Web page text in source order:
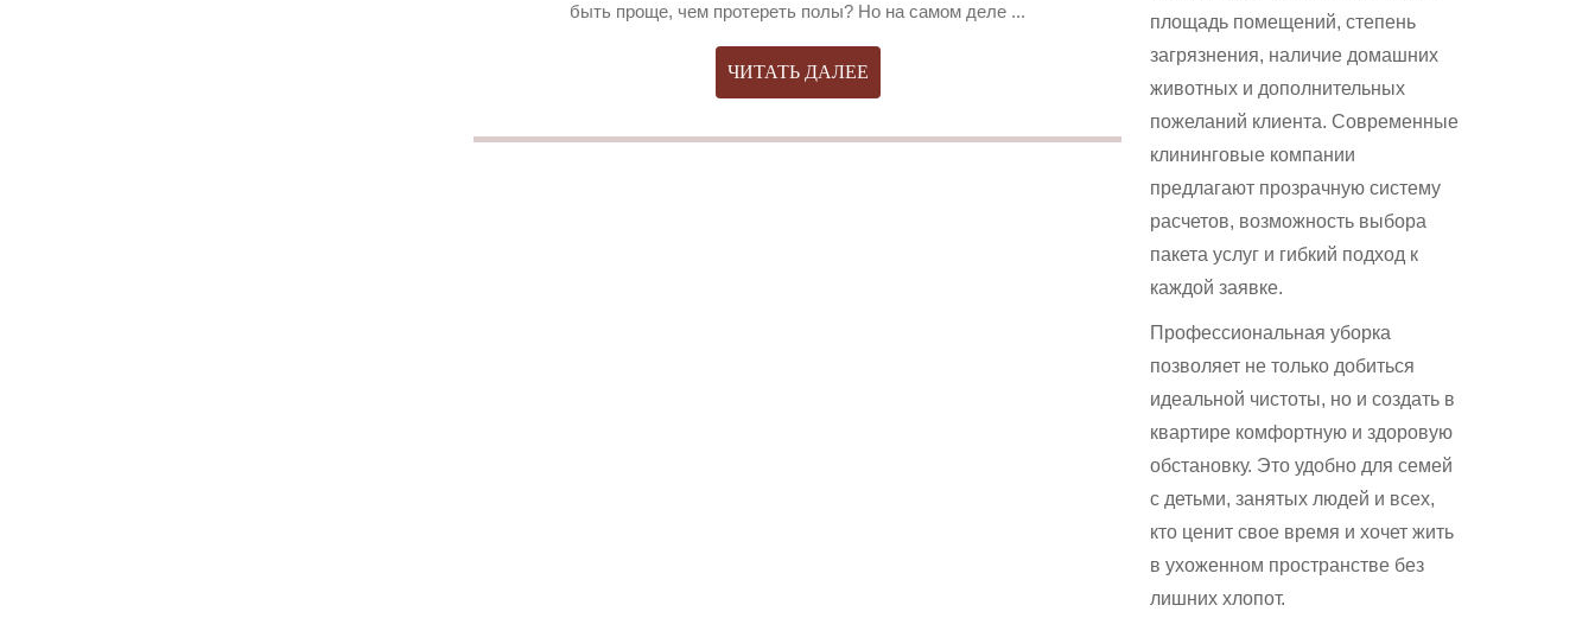
быть проще, чем протереть полы? Но на самом деле ...
ЧИТАТЬ ДАЛЕЕЧИТАТЬ
ДАЛЕЕ
площадь помещений, степень
загрязнения, наличие домашних
животных и дополнительных
пожеланий клиента. Современные
клининговые компании
предлагают прозрачную систему
расчетов, возможность выбора
пакета услуг и гибкий подход к
каждой заявке.
Профессиональная уборка
позволяет не только добиться
идеальной чистоты, но и создать в
квартире комфортную и здоровую
обстановку. Это удобно для семей
с детьми, занятых людей и всех,
кто ценит свое время и хочет жить
в ухоженном пространстве без
лишних хлопот.